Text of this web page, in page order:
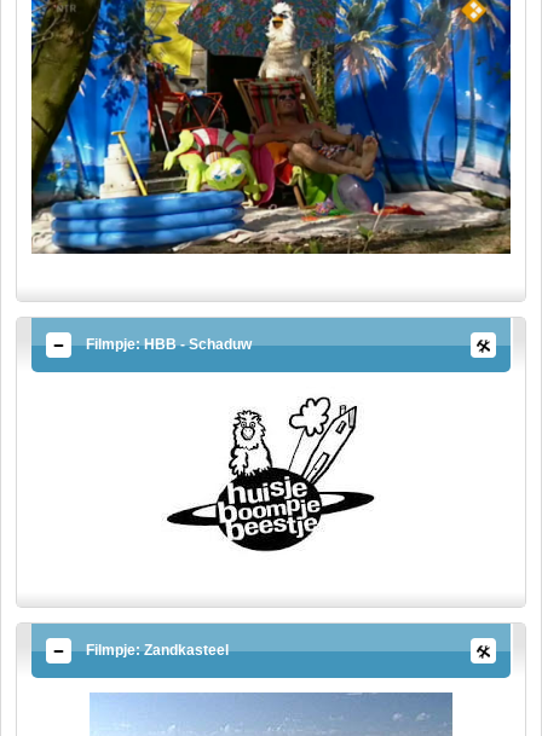
Filmpje: HBB - Schaduw
Filmpje: Zandkasteel